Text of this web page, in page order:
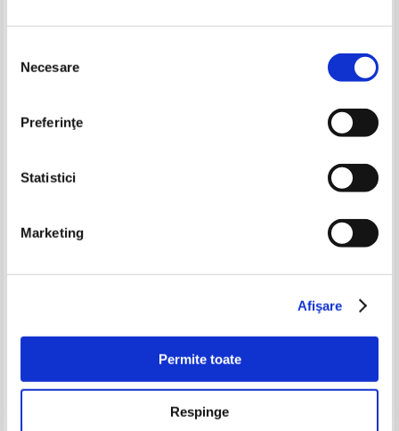
consimțământului
Necesare
Preferinţe
Statistici
Marketing
Afişare
Permite toate
Respinge
Henry David Thoreau - Cape Cod
Adaugă în coș
Charlotte Mendelson - Fiicele
Lei